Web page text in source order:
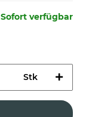
Sofort verfügbar
Stk